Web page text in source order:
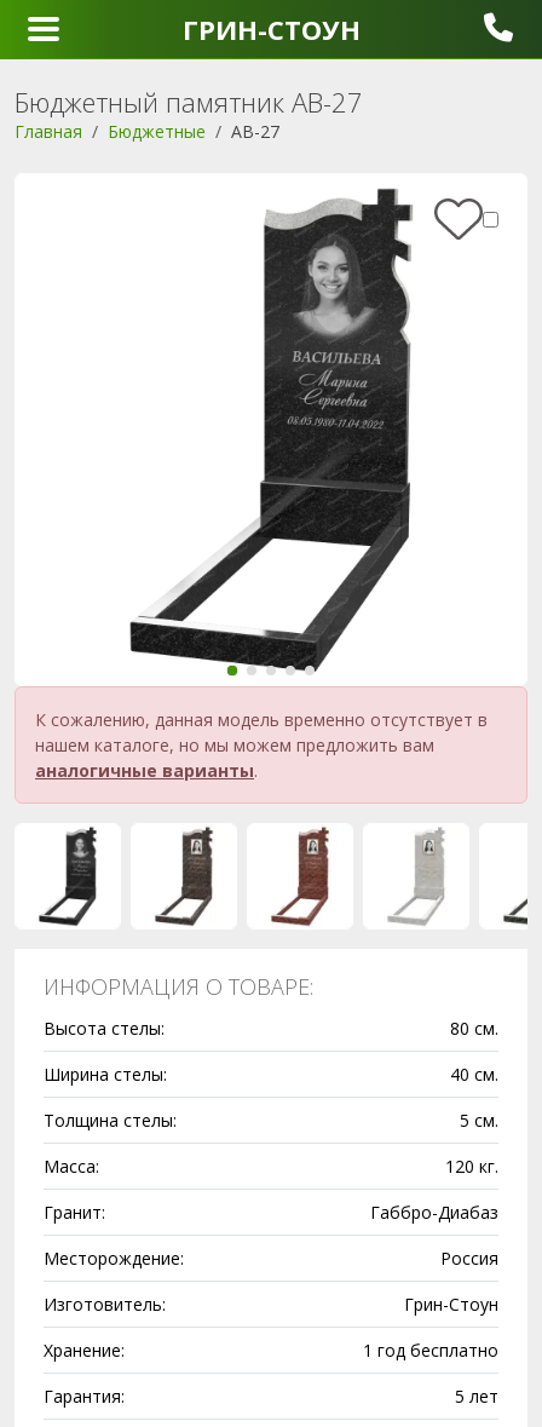
ГРИН-СТОУН
Бюджетный памятник AB-27
Главная Бюджетные AB-27
К сожалению, данная модель временно отсутствует в
нашем каталоге, но мы можем предложить вам
аналогичные варианты.
ИНФОРМАЦИЯ О ТОВАРЕ:
Высота стелы:
80 см.
Ширина стелы:
40 см.
Толщина стелы:
5 см.
Масса:
120 кг.
Гранит:
Габбро-Диабаз
Месторождение:
Россия
Изготовитель:
Грин-Стоун
Хранение:
1 год бесплатно
Гарантия:
5 лет